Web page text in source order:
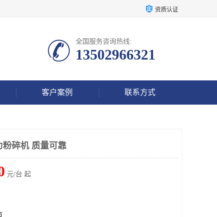
资质认证
全国服务咨询热线:
13502966321
客户案例 联系方式
粉碎机 质量可靠
元/台 起